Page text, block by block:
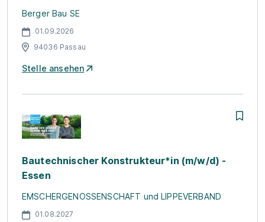
Berger Bau SE
01.09.2026
94036 Passau
Stelle ansehen
Bautechnischer Konstrukteur*in (m/w/d) -
Essen
EMSCHERGENOSSENSCHAFT und LIPPEVERBAND
01.08.2027